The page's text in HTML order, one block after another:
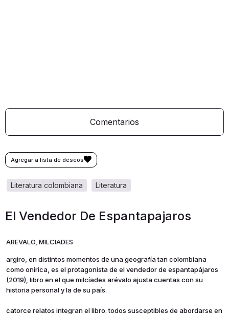
Comentarios
literatura
literatura colombiana
El Vendedor De Espantapajaros
AREVALO, MILCIADES
argiro, en distintos momentos de una geografía tan colombiana
como onírica, es el protagonista de el vendedor de espantapájaros
(2019), libro en el que milcíades arévalo ajusta cuentas con su
historia personal y la de su país.
catorce relatos integran el libro. todos susceptibles de abordarse en